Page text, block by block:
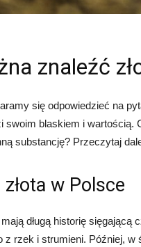
znaleźć
się odpowiedzieć na
swoim blaskiem i
substancję? Przeczytaj
w Polsce
długą historię
z rzek i strumieni. Później, w